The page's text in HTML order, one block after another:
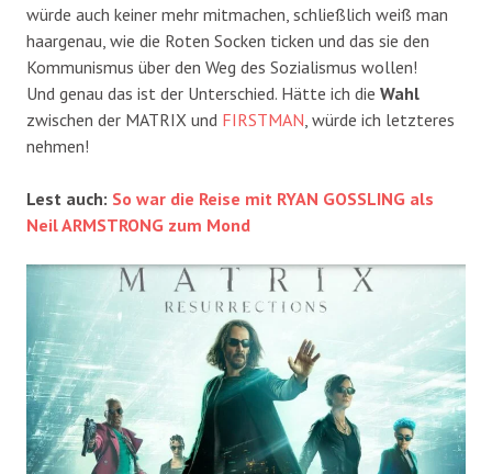
würde auch keiner mehr mitmachen, schließlich weiß man
haargenau, wie die Roten Socken ticken und das sie den
Kommunismus über den Weg des Sozialismus wollen!
Und genau das ist der Unterschied. Hätte ich die Wahl
zwischen der MATRIX und FIRSTMAN , würde ich letzteres
nehmen!
Lest auch: So war die Reise mit RYAN GOSSLING als
Neil ARMSTRONG zum Mond